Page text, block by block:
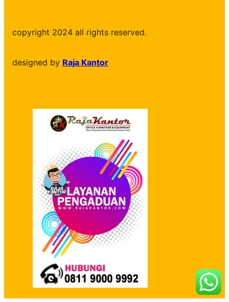
copyright 2024 all rights reserved.
designed by Raja Kantor